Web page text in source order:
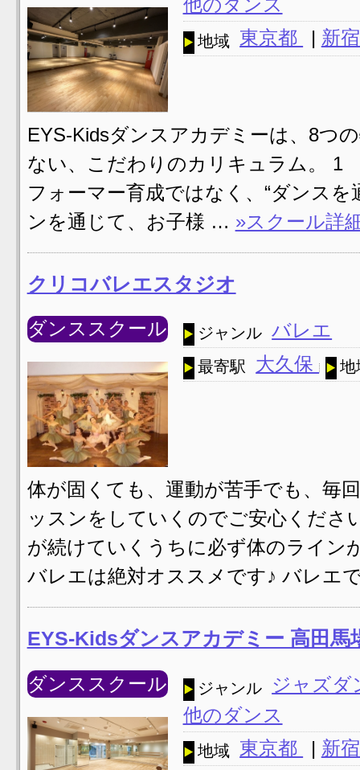
他のダンス
地域 東京都 | 新
EYS-Kidsダンスアカデミーは、8つ
ない、こだわりのカリキュラム。 1
フォーマー育成ではなく、“ダンス
ンを通じて、お子様 … »スクール詳
クリコバレエスタジオ
ダンススクール ジャンル バレエ
最寄駅 大久保 地
体が固くても、運動が苦手でも、毎
ッスンをしていくのでご安心くださ
が続けていくうちに必ず体のライン
バレエは絶対オススメです♪ バレエ
EYS-Kidsダンスアカデミー 高田馬
ダンススクール ジャンル
ジャズ
他のダンス
地域 東京都 | 新